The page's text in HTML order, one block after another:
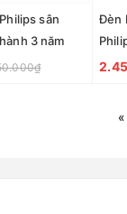
sân
3 năm
Đèn
«